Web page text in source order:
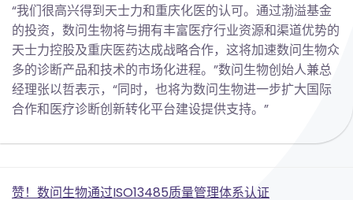
“我们很高兴得到天士力和重庆化医的认可。通过渤溢基金
的投资，数问生物将与拥有丰富医疗行业资源和渠道优势的
天士力控股及重庆医药达成战略合作，这将加速数问生物众
多的诊断产品和技术的市场化进程。”数问生物创始人兼总
经理张以哲表示，“同时，也将为数问生物进一步扩大国际
合作和医疗诊断创新转化平台建设提供支持。”
赞！数问生物通过ISO13485质量管理体系认证